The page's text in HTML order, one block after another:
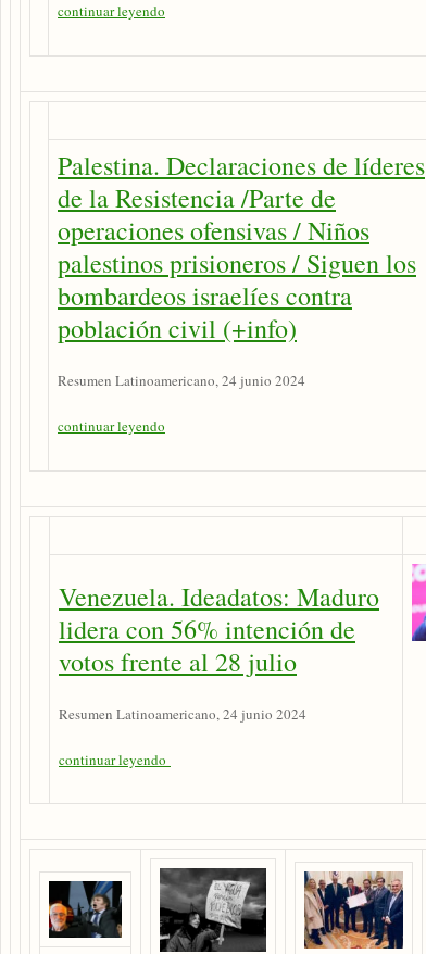
continuar leyendo
Palestina. Declaraciones de líderes
de la Resistencia /Parte de
operaciones ofensivas / Niños
palestinos prisioneros / Siguen los
bombardeos israelíes contra
población civil (+info)
Resumen Latinoamericano, 24 junio 2024
continuar leyendo
Venezuela. Ideadatos: Maduro
lidera con 56% intención de
votos frente al 28 julio
Resumen Latinoamericano, 24 junio 2024
continuar leyendo